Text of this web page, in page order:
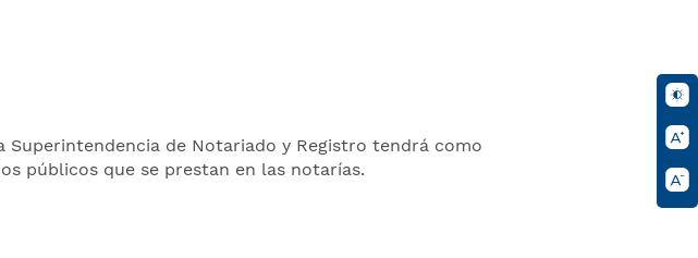
de Notariado y Registro tendrá como
públicos que se prestan en las notarías.